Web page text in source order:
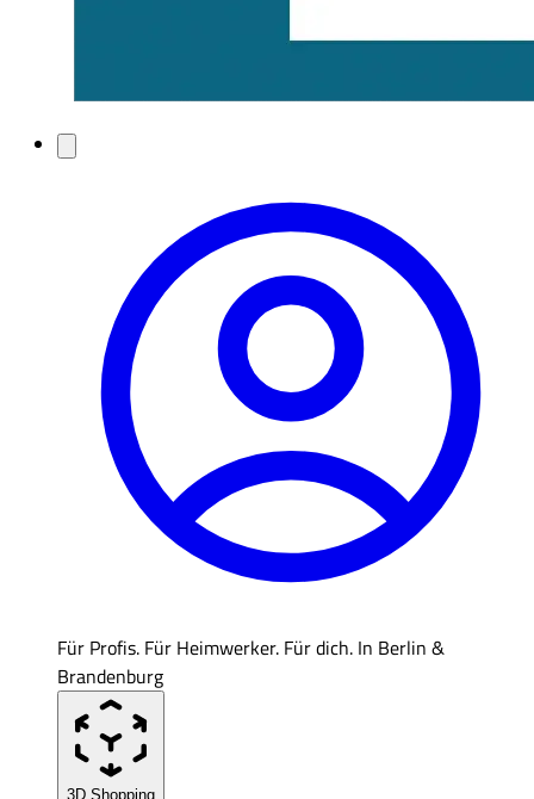
Für Profis. Für Heimwerker. Für dich. In Berlin &
Brandenburg
3D Shopping